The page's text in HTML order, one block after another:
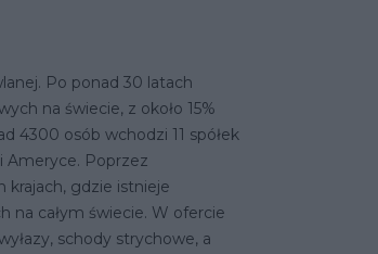
Po ponad 30 latach
na świecie, z około 15%
4300 osób wchodzi 11 spółek
Ameryce. Poprzez
gdzie istnieje
na całym świecie. W ofercie
schody strychowe, a